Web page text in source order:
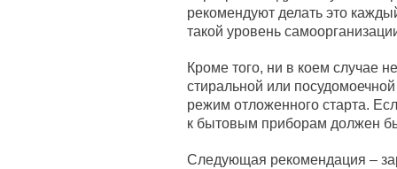
рекомендуют делать это
такой уровень
Кроме того, ни в коем случае
стиральной или
режим отложенного старта.
к бытовым приборам должен
Следующая рекомендация –